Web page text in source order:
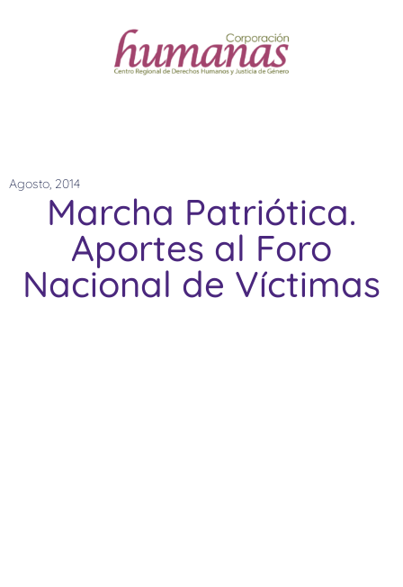
Agosto, 2014
Marcha Patriótica.
Aportes al Foro
Nacional de Víctimas